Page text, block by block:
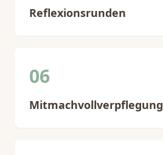
Reflexionsrunden
06
Mitmachvollverpflegung